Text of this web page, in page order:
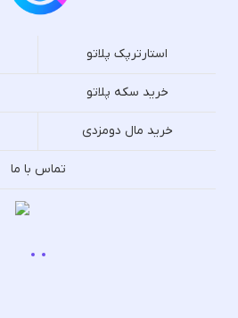
استارترپک پلاتو
خرید سکه پلاتو
خرید مال دومزدی
تماس با ما